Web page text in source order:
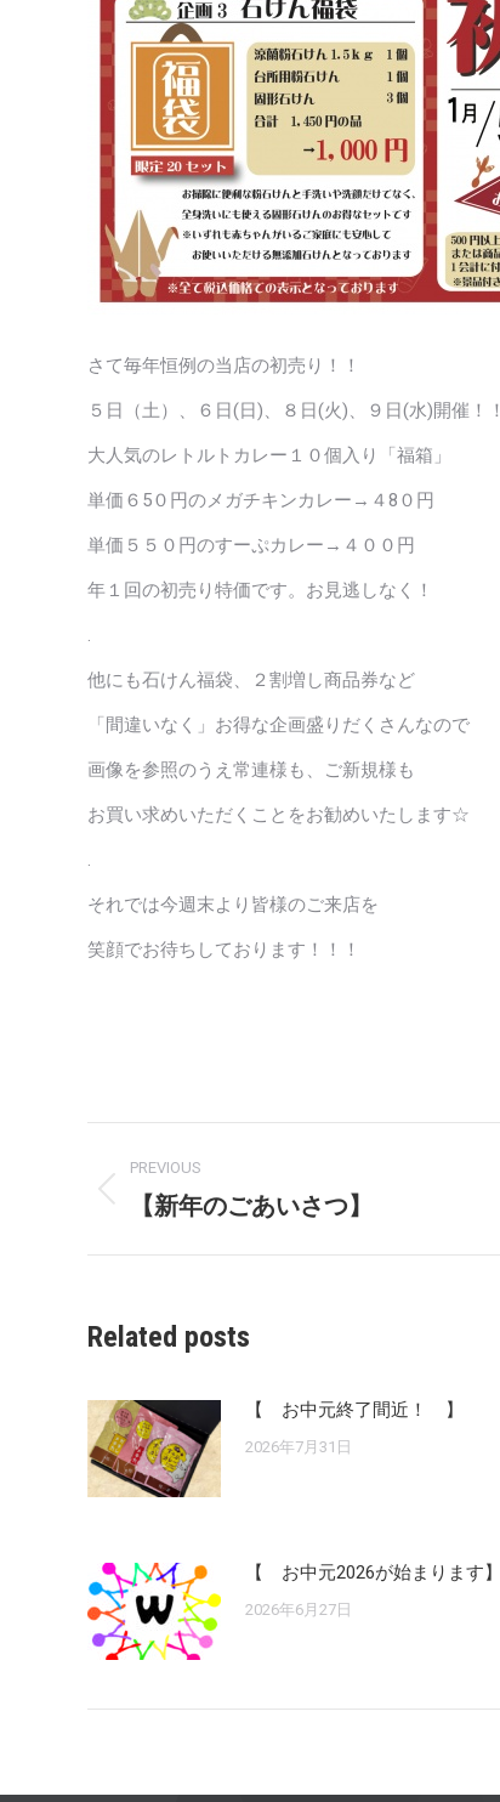
さて毎年恒例の当店の初売り！！
５日（土）、６日(日)、８日(火)、９日(水)開催！！
大人気のレトルトカレー１０個入り「福箱」
単価６5０円のメガチキンカレー→４8０円
単価５５０円のすーぷカレー→４００円
年１回の初売り特価です。お見逃しなく！
.
他にも石けん福袋、２割増し商品券など
「間違いなく」お得な企画盛りだくさんなので
画像を参照のうえ常連様も、ご新規様も
お買い求めいただくことをお勧めいたします☆
.
それでは今週末より皆様のご来店を
笑顔でお待ちしております！！！
navigation
PREVIOUS
Previous
【新年のごあいさつ】
Related posts
【 お中元終了間近！ 】
2026年7月31日
【 お中元2026が始まります】
2026年6月27日